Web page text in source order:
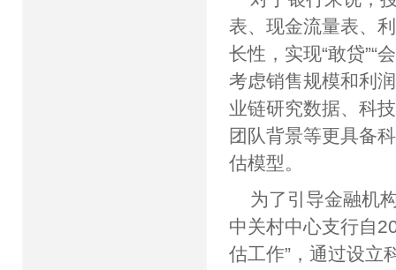
表、现金流量表、
长性，实现“敢贷”“
考虑销售规模和利
业链研究数据、科
团队背景等更具备
估模型。
为了引导金融机
中关村中心支行自
估工作”，通过设立